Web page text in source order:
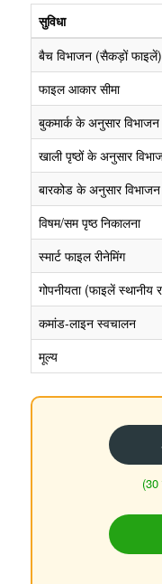
सुविधा
बैच विभाजन (सैकड़ों फाइलें)
फाइल आकार सीमा
बुकमार्क के अनुसार विभाजन
खाली पृष्ठों के अनुसार
बारकोड के अनुसार विभाजन
विषम/सम पृष्ठ निकालना
स्मार्ट फाइल रीनेमिंग
गोपनीयता (फाइलें स्थानीय
कमांड-लाइन स्वचालन
मूल्य
(30